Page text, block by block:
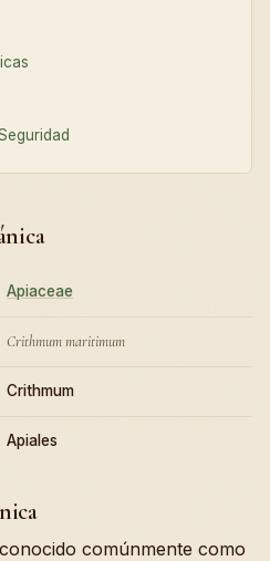
Apiaceae
Crithmum maritimum
Crithmum
Apiales
comúnmente como